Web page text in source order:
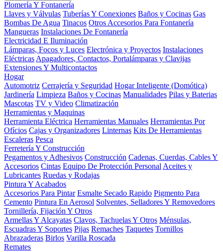
Plomería Y Fontanería
Llaves y Válvulas Tuberías Y Conexiones Baños y Cocinas Gas
Bombas De Agua Tinacos Otros Accesorios Para Fontanería
Mangueras Instalaciones De Fontanería
Electricidad E Iluminación
Lámparas, Focos y Luces Electrónica y Proyectos Instalaciones
Eléctricas Apagadores, Contactos, Portalámparas y Clavijas
Extensiones Y Multicontactos
Hogar
Automotriz Cerrajería y Seguridad Hogar Inteligente (Domótica)
Jardinería Limpieza Baños y Cocinas Manualidades Pilas y Baterias
Mascotas TV y Video Climatización
Herramientas y Maquinas
Herramienta Eléctrica Herramientas Manuales Herramientas Por
Ofícios Cajas y Organizadores Linternas Kits De Herramientas
Escaleras Pesca
Ferretería Y Construcción
Pegamentos y Adhesivos Construcción Cadenas, Cuerdas, Cables Y
Accesorios Cintas Equipo De Protección Personal Aceites y
Lubricantes Ruedas y Rodajas
Pintura Y Acabados
Accesorios Para Pintar Esmalte Secado Rapido Pigmento Para
Cemento Pintura En Aerosol Solventes, Selladores Y Removedores
Tornillería, Fijación Y Otros
Armellas Y Alcayatas Clavos, Tachuelas Y Otros Ménsulas,
Escuadras Y Soportes Pijas Remaches Taquetes Tornillos
Abrazaderas Birlos Varilla Roscada
Remates